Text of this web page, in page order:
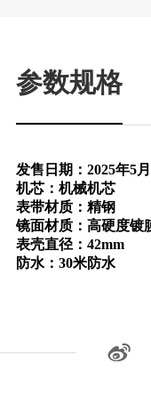
参数规格
发售日期：2025年5月
机芯：机械机芯
表带材质：精钢
镜面材质：高硬度镀
表壳直径：42mm
防水：30米防水